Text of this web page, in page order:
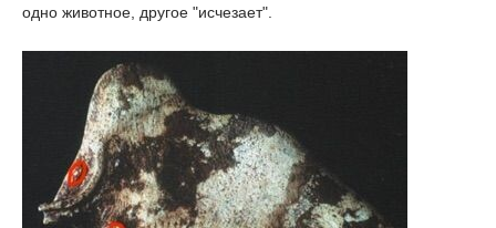
одно животное, другое "исчезает".